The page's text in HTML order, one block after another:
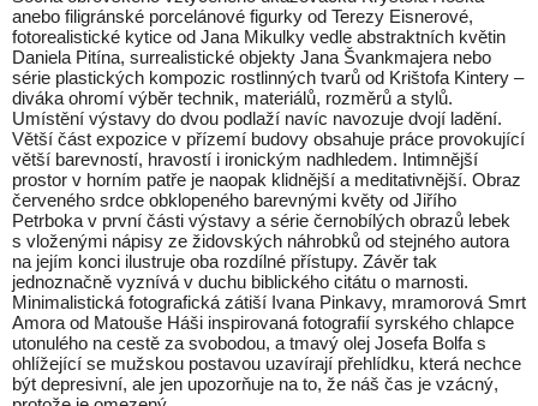
anebo filigránské porcelánové figurky od Terezy Eisnerové,
fotorealistické kytice od Jana Mikulky vedle abstraktních květin
Daniela Pitína, surrealistické objekty Jana Švankmajera nebo
série plastických kompozic rostlinných tvarů od Krištofa Kintery –
diváka ohromí výběr technik, materiálů, rozměrů a stylů.
Umístění výstavy do dvou podlaží navíc navozuje dvojí ladění.
Větší část expozice v přízemí budovy obsahuje práce provokující
větší barevností, hravostí i ironickým nadhledem. Intimnější
prostor v horním patře je naopak klidnější a meditativnější. Obraz
červeného srdce obklopeného barevnými květy od Jiřího
Petrboka v první části výstavy a série černobílých obrazů lebek
s vloženými nápisy ze židovských náhrobků od stejného autora
na jejím konci ilustruje oba rozdílné přístupy. Závěr tak
jednoznačně vyznívá v duchu biblického citátu o marnosti.
Minimalistická fotografická zátiší Ivana Pinkavy, mramorová Smrt
Amora od Matouše Háši inspirovaná fotografií syrského chlapce
utonulého na cestě za svobodou, a tmavý olej Josefa Bolfa s
ohlížející se mužskou postavou uzavírají přehlídku, která nechce
být depresivní, ale jen upozorňuje na to, že náš čas je vzácný,